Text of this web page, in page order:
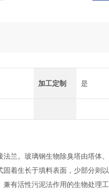
加工定制 是
兰。玻璃钢生物除臭塔由塔体
着生长于填料表面，少部分则
有活性污泥法作用的生物处理工